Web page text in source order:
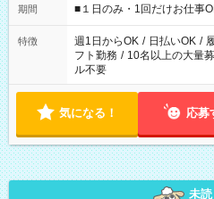
げるお仕事も！ ご希望のお時間に合わせてご紹介！ ※シフトは
ください！
期間 ■１日のみ・1回だけお仕事
特徴 週1日からOK / 日払いOK /
フト勤務 / 10名以上の大量
ル不要
気になる！ 応募
未読